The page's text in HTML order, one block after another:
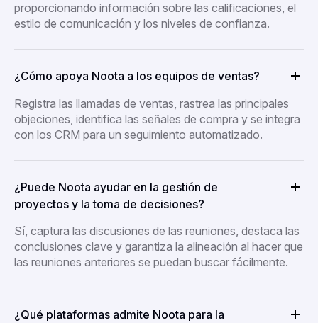
proporcionando información sobre las calificaciones, el
estilo de comunicación y los niveles de confianza.
¿Cómo apoya Noota a los equipos de ventas?
Registra las llamadas de ventas, rastrea las principales
objeciones, identifica las señales de compra y se integra
con los CRM para un seguimiento automatizado.
¿Puede Noota ayudar en la gestión de
proyectos y la toma de decisiones?
Sí, captura las discusiones de las reuniones, destaca las
conclusiones clave y garantiza la alineación al hacer que
las reuniones anteriores se puedan buscar fácilmente.
¿Qué plataformas admite Noota para la